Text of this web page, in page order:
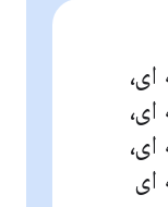
ای